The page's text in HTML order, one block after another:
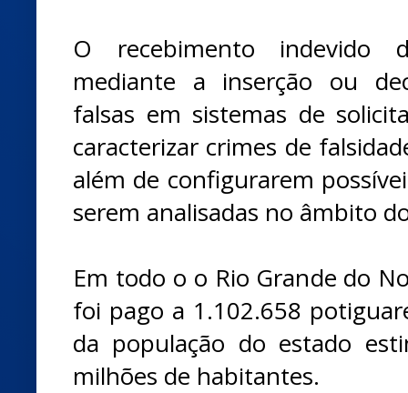
O recebimento indevido
mediante a inserção ou
falsas em sistemas de
caracterizar crimes de
além de configurarem
serem analisadas no âmbito
Em todo o o Rio Grande do
foi pago a 1.102.658
da população do estado
milhões de habitantes.